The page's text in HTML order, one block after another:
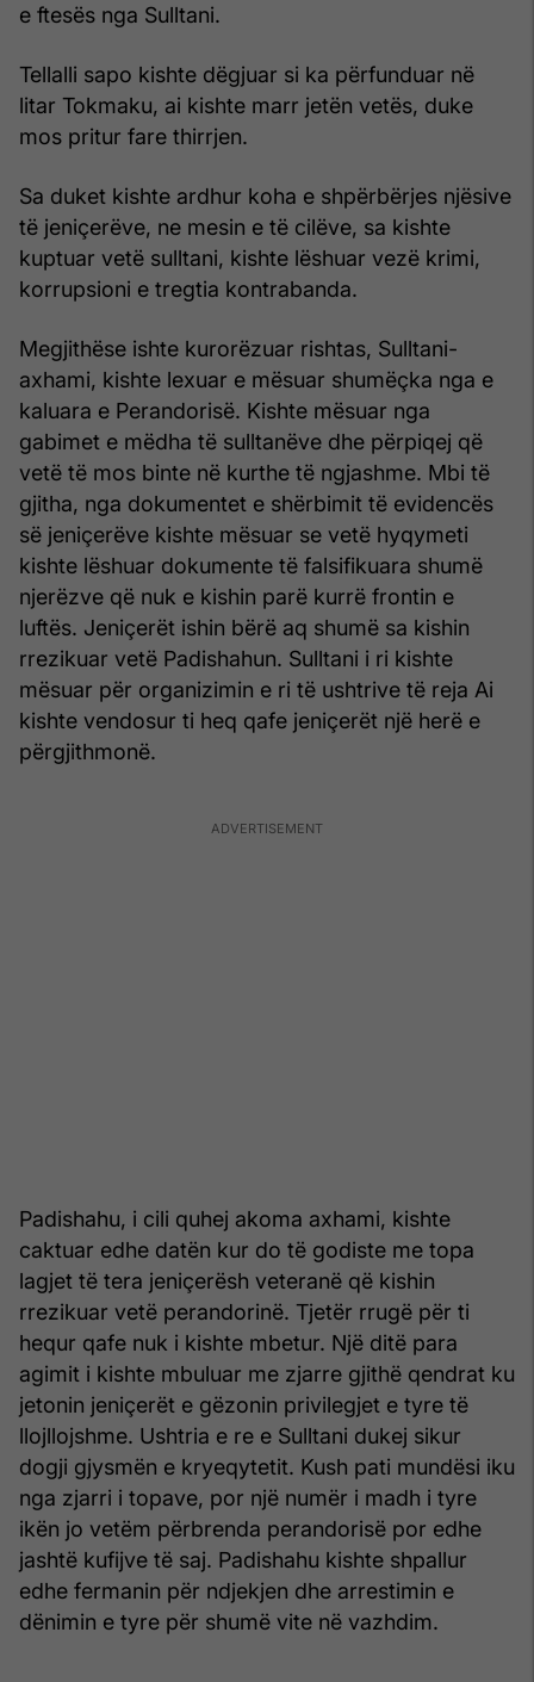
e ftesës nga Sulltani.
Tellalli sapo kishte dëgjuar si ka përfunduar në
litar Tokmaku, ai kishte marr jetën vetës, duke
mos pritur fare thirrjen.
Sa duket kishte ardhur koha e shpërbërjes njësive
të jeniçerëve, ne mesin e të cilëve, sa kishte
kuptuar vetë sulltani, kishte lëshuar vezë krimi,
korrupsioni e tregtia kontrabanda.
Megjithëse ishte kurorëzuar rishtas, Sulltani-
axhami, kishte lexuar e mësuar shumëçka nga e
kaluara e Perandorisë. Kishte mësuar nga
gabimet e mëdha të sulltanëve dhe përpiqej që
vetë të mos binte në kurthe të ngjashme. Mbi të
gjitha, nga dokumentet e shërbimit të evidencës
së jeniçerëve kishte mësuar se vetë hyqymeti
kishte lëshuar dokumente të falsifikuara shumë
njerëzve që nuk e kishin parë kurrë frontin e
luftës. Jeniçerët ishin bërë aq shumë sa kishin
rrezikuar vetë Padishahun. Sulltani i ri kishte
mësuar për organizimin e ri të ushtrive të reja Ai
kishte vendosur ti heq qafe jeniçerët një herë e
përgjithmonë.
Padishahu, i cili quhej akoma axhami, kishte
caktuar edhe datën kur do të godiste me topa
lagjet të tera jeniçerësh veteranë që kishin
rrezikuar vetë perandorinë. Tjetër rrugë për ti
hequr qafe nuk i kishte mbetur. Një ditë para
agimit i kishte mbuluar me zjarre gjithë qendrat ku
jetonin jeniçerët e gëzonin privilegjet e tyre të
llojllojshme. Ushtria e re e Sulltani dukej sikur
dogji gjysmën e kryeqytetit. Kush pati mundësi iku
nga zjarri i topave, por një numër i madh i tyre
ikën jo vetëm përbrenda perandorisë por edhe
jashtë kufijve të saj. Padishahu kishte shpallur
edhe fermanin për ndjekjen dhe arrestimin e
dënimin e tyre për shumë vite në vazhdim.